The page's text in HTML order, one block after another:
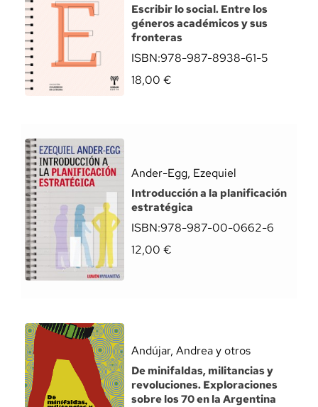
Escribir lo social. Entre los
géneros académicos y sus
fronteras
ISBN:978-987-8938-61-5
18,00 €
Ander-Egg, Ezequiel
Introducción a la planificación
estratégica
ISBN:978-987-00-0662-6
12,00 €
Andújar, Andrea y otros
De minifaldas, militancias y
revoluciones. Exploraciones
sobre los 70 en la Argentina